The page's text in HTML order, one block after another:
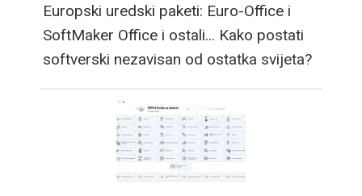
Europski uredski paketi: Euro-Office i
SoftMaker Office i ostali... Kako postati
softverski nezavisan od ostatka svijeta?